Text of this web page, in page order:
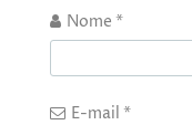
Nome *
E-mail *